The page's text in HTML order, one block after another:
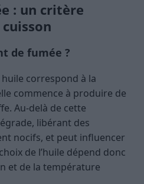
: un critère
de fumée ?
correspond à la
commence à produire de
Au-delà de cette
libérant des
nocifs, et peut influencer
de l’huile dépend donc
et de la température